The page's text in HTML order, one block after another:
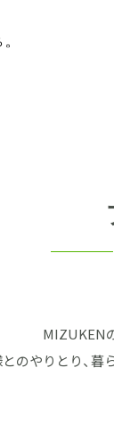
MIZUKEN
のやりとり、暮